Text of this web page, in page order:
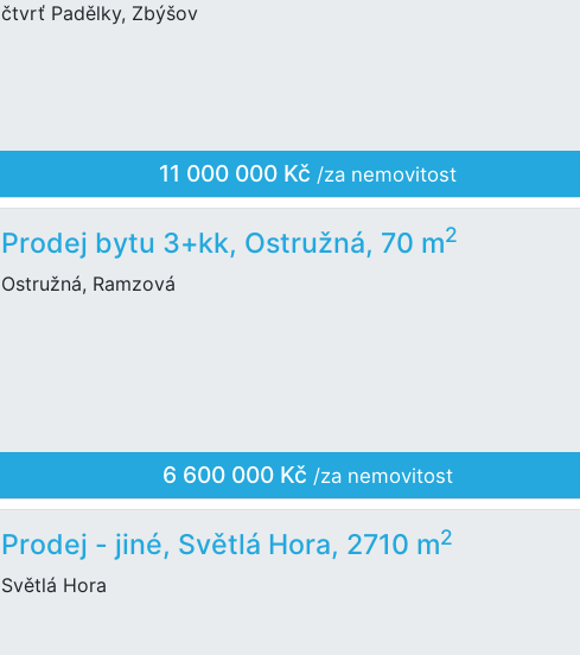
čtvrť Padělky, Zbýšov
11 000 000 Kč /za nemovitost
Prodej bytu 3+kk, Ostružná, 70 m2
Ostružná, Ramzová
6 600 000 Kč /za nemovitost
Prodej - jiné, Světlá Hora, 2710 m2
Světlá Hora